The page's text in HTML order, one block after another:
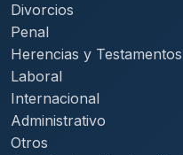
Divorcios
Penal
Herencias y Testamentos
Laboral
Internacional
Administrativo
Otros